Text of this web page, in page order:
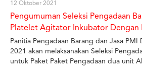
12 Oktober 2021
Pengumuman Seleksi Pengadaan
Platelet Agitator Inkubator Dengan
Panitia Pengadaan Barang dan Jasa PMI
2021 akan melaksanakan Seleksi
untuk Paket Paket Pengadaan dua unit